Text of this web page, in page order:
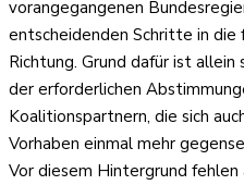
vorangegangenen
entscheidenden Schritte in
Richtung. Grund dafür ist allein
der erforderlichen
Koalitionspartnern, die sich
Vorhaben einmal mehr
Vor diesem Hintergrund fehlen